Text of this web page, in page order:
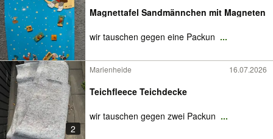
Magnettafel Sandmännchen mit Magneten
wir tauschen gegen eine Packun ...
2
Marienheide 16.07.2026
Teichfleece Teichdecke
wir tauschen gegen zwei Packun ...